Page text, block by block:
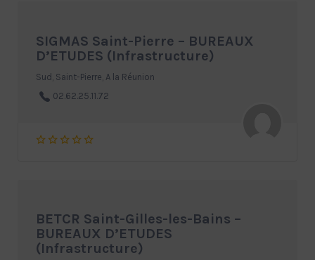
SIGMAS Saint-Pierre – BUREAUX
D’ETUDES (Infrastructure)
Sud, Saint-Pierre, A la Réunion
02.62.25.11.72
BETCR Saint-Gilles-les-Bains –
BUREAUX D’ETUDES
(Infrastructure)